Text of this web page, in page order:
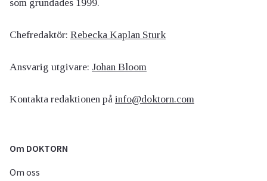
som grundades 1999.
Chefredaktör: Rebecka Kaplan Sturk
Ansvarig utgivare: Johan Bloom
Kontakta redaktionen på info@doktorn.com
Om DOKTORN
Om oss